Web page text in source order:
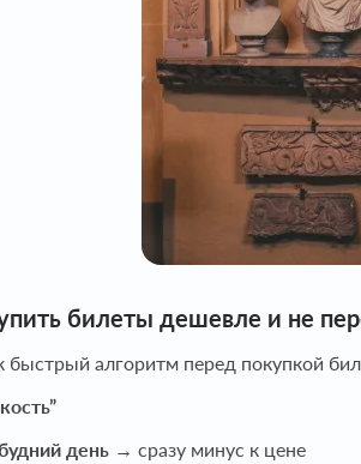
билеты дешевле и не
быстрый алгоритм перед покупкой
день → сразу минус к цене